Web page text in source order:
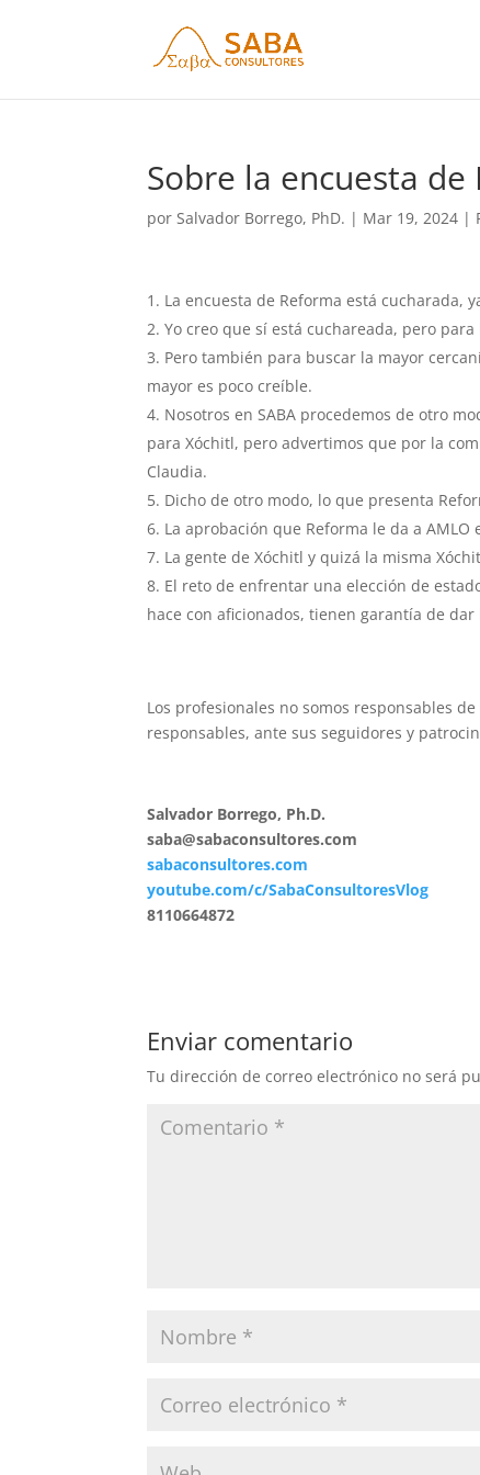
Sobre la encuesta de
porSalvador Borrego, PhD. | Mar 19, 2024 |
La encuesta de Reforma está cucharada,
Yo creo que sí está cuchareada, pero
Pero también para buscar la mayor
mayor es poco creíble.
Nosotros en SABA procedemos de otro
para Xóchitl, pero advertimos que por la
Claudia.
Dicho de otro modo, lo que presenta
La aprobación que Reforma le da a
La gente de Xóchitl y quizá la misma
El reto de enfrentar una elección de
hace con aficionados, tienen garantía de dar
Los profesionales no somos responsables
responsables, ante sus seguidores y
Salvador Borrego, Ph.D.
saba@sabaconsultores.com
sabaconsultores.com
youtube.com/c/SabaConsultoresVlog
8110664872
Enviar comentario
Tu dirección de correo electrónico no será